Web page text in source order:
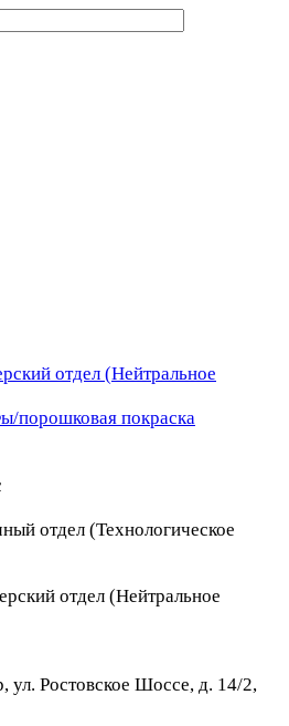
отдел (Нейтральное
порошковая покраска
отдел (Технологическое
отдел (Нейтральное
ул. Ростовское Шоссе, д. 14/2,